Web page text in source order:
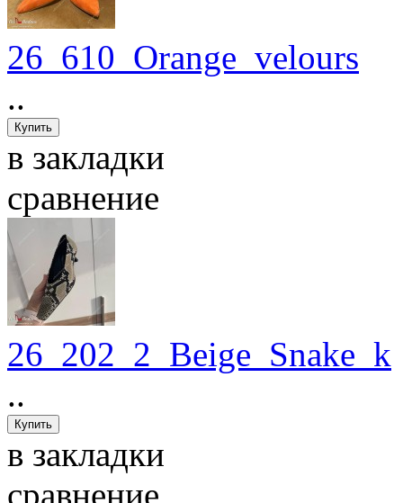
26_610_Orange_velours
..
в закладки
сравнение
26_202_2_Beige_Snake_k
..
в закладки
сравнение